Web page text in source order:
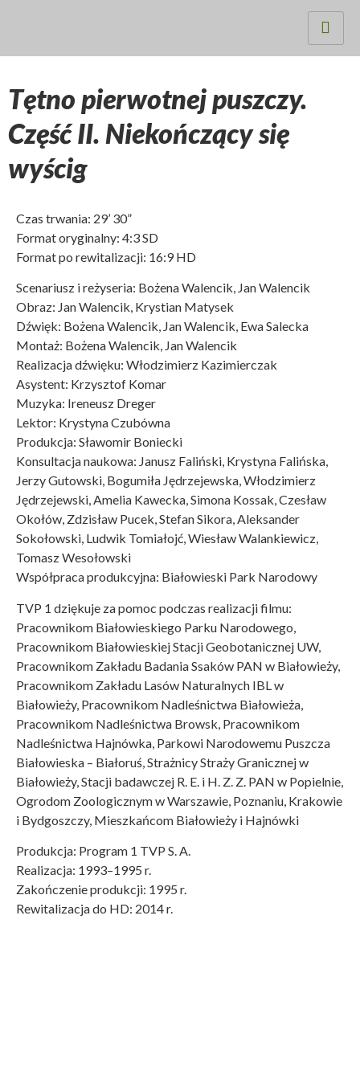
Tętno pierwotnej puszczy.
Część II. Niekończący się
wyścig
Czas trwania: 29’ 30”
Format oryginalny: 4:3 SD
Format po rewitalizacji: 16:9 HD
Scenariusz i reżyseria: Bożena Walencik, Jan Walencik
Obraz: Jan Walencik, Krystian Matysek
Dźwięk: Bożena Walencik, Jan Walencik, Ewa Salecka
Montaż: Bożena Walencik, Jan Walencik
Realizacja dźwięku: Włodzimierz Kazimierczak
Asystent: Krzysztof Komar
Muzyka: Ireneusz Dreger
Lektor: Krystyna Czubówna
Produkcja: Sławomir Boniecki
Konsultacja naukowa: Janusz Faliński, Krystyna Falińska,
Jerzy Gutowski, Bogumiła Jędrzejewska, Włodzimierz
Jędrzejewski, Amelia Kawecka, Simona Kossak, Czesław
Okołów, Zdzisław Pucek, Stefan Sikora, Aleksander
Sokołowski, Ludwik Tomiałojć, Wiesław Walankiewicz,
Tomasz Wesołowski
Współpraca produkcyjna: Białowieski Park Narodowy
TVP 1 dziękuje za pomoc podczas realizacji filmu:
Pracownikom Białowieskiego Parku Narodowego,
Pracownikom Białowieskiej Stacji Geobotanicznej UW,
Pracownikom Zakładu Badania Ssaków PAN w Białowieży,
Pracownikom Zakładu Lasów Naturalnych IBL w
Białowieży, Pracownikom Nadleśnictwa Białowieża,
Pracownikom Nadleśnictwa Browsk, Pracownikom
Nadleśnictwa Hajnówka, Parkowi Narodowemu Puszcza
Białowieska – Białoruś, Strażnicy Straży Granicznej w
Białowieży, Stacji badawczej R. E. i H. Z. Z. PAN w Popielnie,
Ogrodom Zoologicznym w Warszawie, Poznaniu, Krakowie
i Bydgoszczy, Mieszkańcom Białowieży i Hajnówki
Produkcja: Program 1 TVP S. A.
Realizacja: 1993–1995 r.
Zakończenie produkcji: 1995 r.
Rewitalizacja do HD: 2014 r.